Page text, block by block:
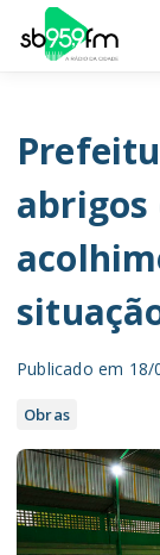
Publicado em
Obras